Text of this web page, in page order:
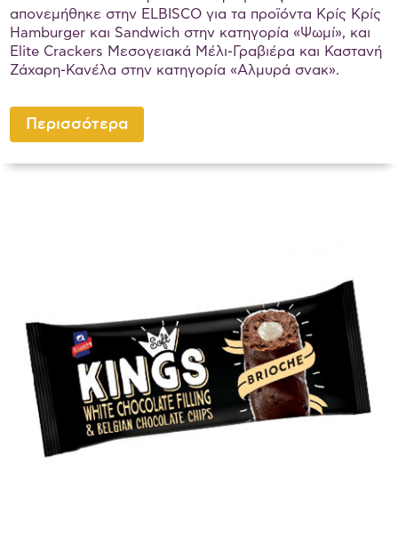
απονεμήθηκε στην ELBISCO για τα προϊόντα Κρίς Κρίς
Hamburger και Sandwich στην κατηγορία «Ψωμί», και
Elite Crackers Μεσογειακά Μέλι-Γραβιέρα και Καστανή
Ζάχαρη-Κανέλα στην κατηγορία «Αλμυρά σνακ».
Περισσότερα